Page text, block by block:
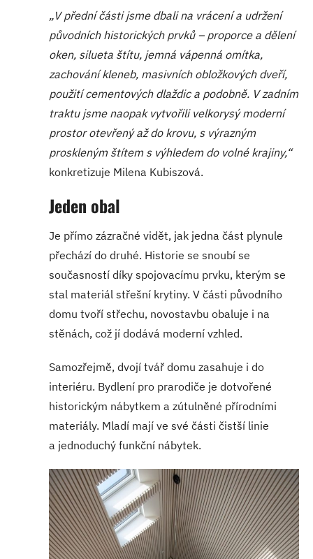
„V přední části jsme dbali na vrácení a udržení
původních historických prvků – proporce a dělení
oken, silueta štítu, jemná vápenná omítka,
zachování kleneb, masivních obložkových dveří,
použití cementových dlaždic a podobně. V zadním
traktu jsme naopak vytvořili velkorysý moderní
prostor otevřený až do krovu, s výrazným
proskleným štítem s výhledem do volné krajiny,“
konkretizuje Milena Kubiszová.
Jeden obal
Je přímo zázračné vidět, jak jedna část plynule
přechází do druhé. Historie se snoubí se
současností díky spojovacímu prvku, kterým se
stal materiál střešní krytiny. V části původního
domu tvoří střechu, novostavbu obaluje i na
stěnách, což jí dodává moderní vzhled.
Samozřejmě, dvojí tvář domu zasahuje i do
interiéru. Bydlení pro prarodiče je dotvořené
historickým nábytkem a zútulněné přírodními
materiály. Mladí mají ve své části čistší linie
a jednoduchý funkční nábytek.